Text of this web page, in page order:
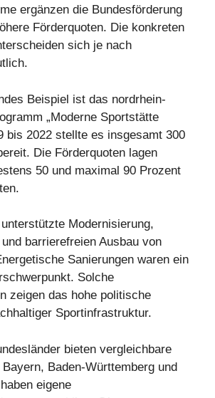
ergänzen die Bundesförderung
Förderquoten. Die konkreten
sich je nach
Beispiel ist das nordrhein-
„Moderne Sportstätte
bis 2022 stellte es insgesamt 300
Die Förderquoten lagen
50 und maximal 90 Prozent
Modernisierung,
barrierefreien Ausbau von
Sanierungen waren ein
Solche
zeigen das hohe politische
Sportinfrastruktur.
bieten vergleichbare
Baden-Württemberg und
eigene